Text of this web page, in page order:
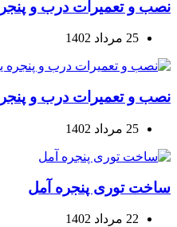
نصب و تعمیرات درب و
25 مرداد 1402
نصب و تعمیرات درب و
25 مرداد 1402
ساخت توری پنجره آمل
22 مرداد 1402